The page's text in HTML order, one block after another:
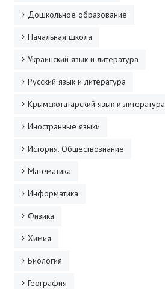
Дошкольное образование
Начальная школа
Украинский язык и литература
Русский язык и литература
Крымскотатарский язык и литература
Иностранные языки
История. Обществознание
Математика
Информатика
Физика
Химия
Биология
География